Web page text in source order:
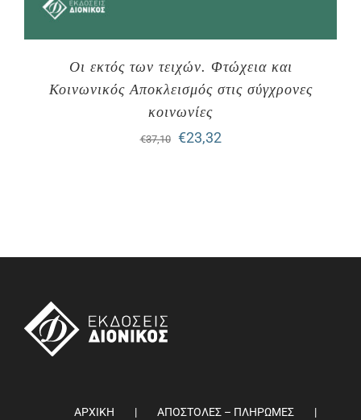
Οι εκτός των τειχών. Φτώχεια και
Κοινωνικός Αποκλεισμός στις σύγχρονες
κοινωνίες
€37,10
Original
€23,32Η
ΑΡΧΙΚΗ ΑΠΟΣΤΟΛΕΣ – ΠΛΗΡΩΜΕΣ